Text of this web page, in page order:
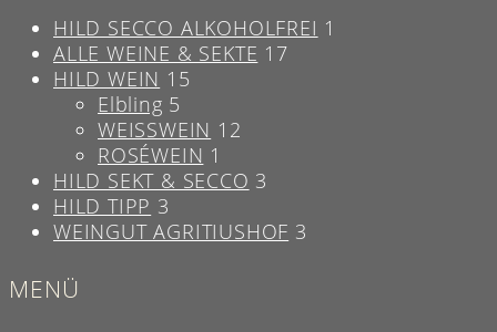
HILD SECCO ALKOHOLFREI 1
ALLE WEINE & SEKTE 17
HILD WEIN 15
Elbling 5
WEISSWEIN 12
ROSÉWEIN 1
HILD SEKT & SECCO 3
HILD TIPP 3
WEINGUT AGRITIUSHOF 3
MENÜ